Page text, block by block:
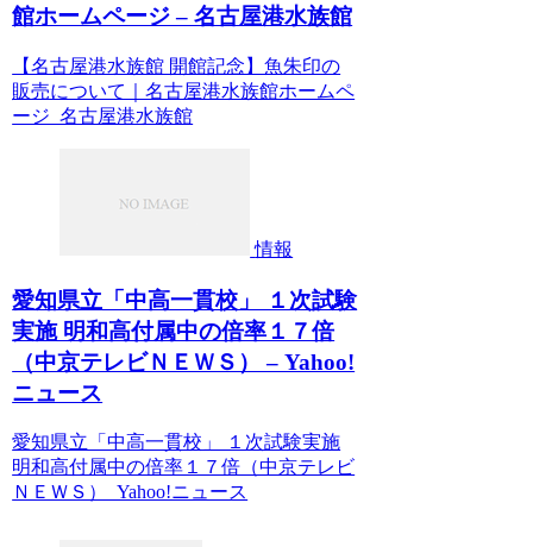
館ホームページ – 名古屋港水族館
【名古屋港水族館 開館記念】魚朱印の
販売について｜名古屋港水族館ホームペ
ージ 名古屋港水族館
情報
愛知県立「中高一貫校」 １次試験
実施 明和高付属中の倍率１７倍
（中京テレビＮＥＷＳ） – Yahoo!
ニュース
愛知県立「中高一貫校」 １次試験実施
明和高付属中の倍率１７倍（中京テレビ
ＮＥＷＳ） Yahoo!ニュース